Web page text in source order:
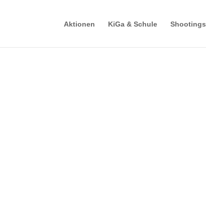
Aktionen KiGa & Schule Shootings